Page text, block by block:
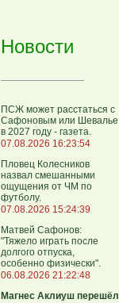
Новости
ПСЖ может расстаться с
Сафоновым или Шевалье
в 2027 году - газета.
07.08.2026 16:23:54
Пловец Колесников
назвал смешанными
ощущения от ЧМ по
футболу.
07.08.2026 15:24:39
Матвей Сафонов:
"Тяжело играть после
долгого отпуска,
особенно физически".
06.08.2026 21:22:48
Магнес Аклиуш перешёл